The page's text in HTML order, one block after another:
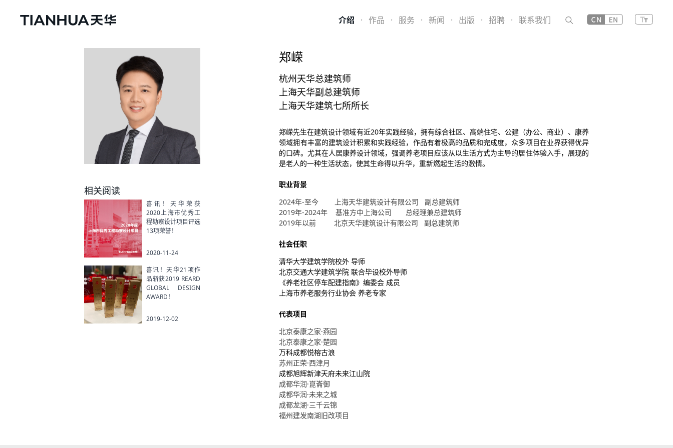
介绍 · 作品 · 服务 · 新闻 · 出版 · 招聘 · 联系我们
相关阅读
喜讯！天华荣获
2020上海市优秀工
程勘察设计项目评选
13项荣誉！
2020-11-24
喜讯！天华21项作
品斩获2019 REARD
GLOBAL DESIGN
AWARD！
2019-12-02
郑嵘
杭州天华总建筑师
上海天华副总建筑师
上海天华建筑七所所长
郑嵘先生在建筑设计领域有近20年实践经验，拥有综合社区、高端住宅、公建（办公、商业）、康养
领域拥有丰富的建筑设计积累和实践经验，作品有着极高的品质和完成度，众多项目在业界获得优异
的口碑。尤其在人居康养设计领域，强调养老项目应该从以生活方式为主导的居住体验入手，展现的
是老人的一种生活状态，使其生命得以升华，重新燃起生活的激情。
职业背景
2024年-至今 上海天华建筑设计有限公司 副总建筑师
2019年-2024年
基准方中上海公司 总经理兼总建筑师
2019年以前 北京天华建筑设计有限公司 副总建筑师
社会任职
清华大学建筑学院校外 导师
北京交通大学建筑学院 联合毕设校外导师
《养老社区停车配建指南》编委会 成员
上海市养老服务行业协会 养老专家
代表项目
北京泰康之家·燕园
北京泰康之家·楚园
万科成都悦榕古浪
苏州正荣·西津月
成都旭辉新津天府未来江山院
成都华润·崑崙御
成都华润·未来之城
成都龙湖·三千云锦
福州建发南湖旧改项目